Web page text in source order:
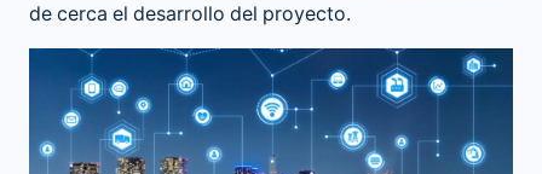
de cerca el desarrollo del proyecto.